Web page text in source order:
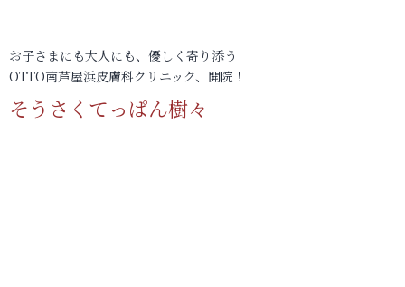
お子さまにも大人にも、優しく寄り添う
OTTO南芦屋浜皮膚科クリニック、開院！
そうさくてっぱん樹々